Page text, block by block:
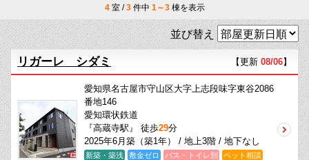
4室 /3件中 1～3棟を表示
並び替え
リガーレ シダミ 【更新 08/06】
愛知県名古屋市守山区大字上志段味字東谷2086
番地146
愛知環状鉄道
『高蔵寺駅』 徒歩29分
2025年6月築（築1年） / 地上3階 / 地下なし
新築・築浅 敷金ゼロ バス・トイレ別
ペット相談